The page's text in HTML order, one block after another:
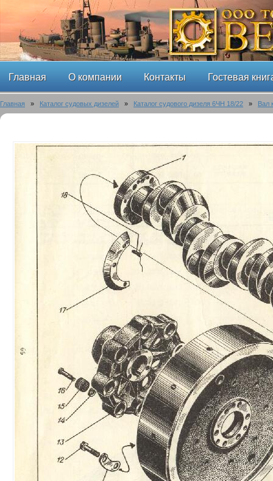
Главная О компании Контакты Гостевая
Главная » Каталог судовых дизелей » Каталог судового дизеля 6ЧН 18/22 » Вал